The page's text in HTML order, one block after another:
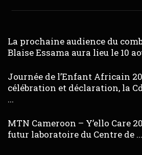
La prochaine audience du
Blaise Essama aura lieu le 10
Journée de l’Enfant Africain
célébration et déclaration, la
...
MTN Cameroon – Y’ello Care
futur laboratoire du Centre de ...